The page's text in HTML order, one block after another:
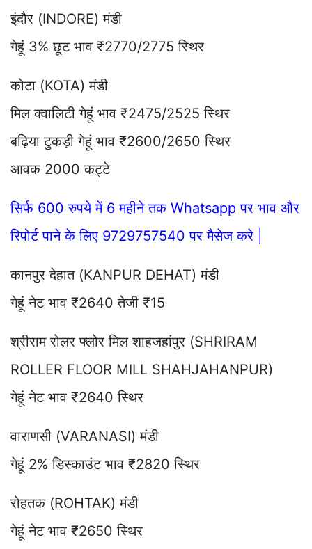
इंदौर (INDORE) मंडी
गेहूं 3% छूट भाव ₹2770/2775 स्थिर
कोटा (KOTA) मंडी
मिल क्वालिटी गेहूं भाव ₹2475/2525 स्थिर
बढ़िया टुकड़ी गेहूं भाव ₹2600/2650 स्थिर
आवक 2000 कट्टे
सिर्फ 600 रुपये में 6 महीने तक Whatsapp पर भाव और
रिपोर्ट पाने के लिए 9729757540 पर मैसेज करे |
कानपुर देहात (KANPUR DEHAT) मंडी
गेहूं नेट भाव ₹2640 तेजी ₹15
श्रीराम रोलर फ्लोर मिल शाहजहांपुर (SHRIRAM
ROLLER FLOOR MILL SHAHJAHANPUR)
गेहूं नेट भाव ₹2640 स्थिर
वाराणसी (VARANASI) मंडी
गेहूं 2% डिस्काउंट भाव ₹2820 स्थिर
रोहतक (ROHTAK) मंडी
गेहूं नेट भाव ₹2650 स्थिर